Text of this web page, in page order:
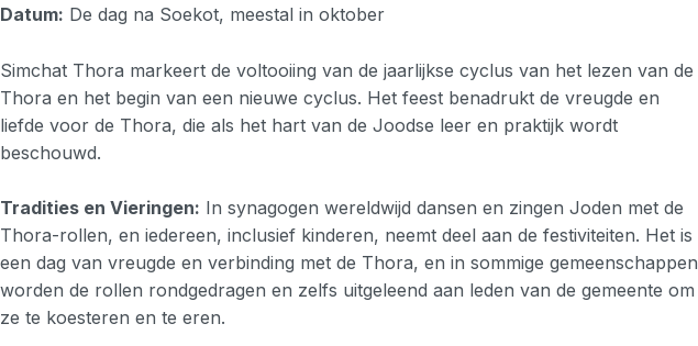
Datum: De dag na Soekot, meestal in oktober
Simchat Thora markeert de voltooiing van de jaarlijkse cyclus van het lezen van de
Thora en het begin van een nieuwe cyclus. Het feest benadrukt de vreugde en
liefde voor de Thora, die als het hart van de Joodse leer en praktijk wordt
beschouwd.
Tradities en Vieringen: In synagogen wereldwijd dansen en zingen Joden met de
Thora-rollen, en iedereen, inclusief kinderen, neemt deel aan de festiviteiten. Het is
een dag van vreugde en verbinding met de Thora, en in sommige gemeenschappen
worden de rollen rondgedragen en zelfs uitgeleend aan leden van de gemeente om
ze te koesteren en te eren.